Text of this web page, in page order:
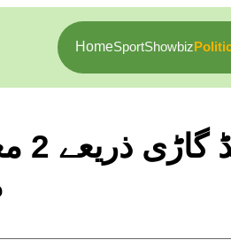
HomeSportShowbiz